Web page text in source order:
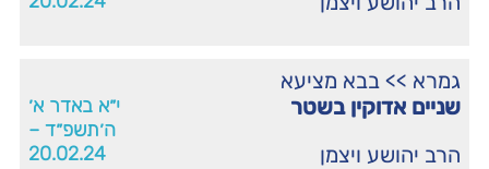
גמרא >> בבא מציעא
שניים אדוקין בשטר
הרב יהושע ויצמן
י״א באדר א׳
ה׳תשפ״ד –
20.02.24